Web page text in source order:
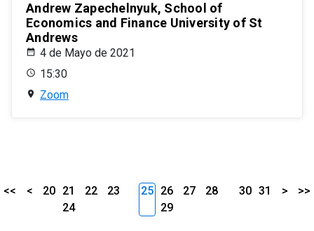
Andrew Zapechelnyuk, School of
Economics and Finance University of St
Andrews
4 de Mayo de 2021
15:30
Zoom
<< < 20 21 22
23
24
25 26 27
28
29
30 31 > >>